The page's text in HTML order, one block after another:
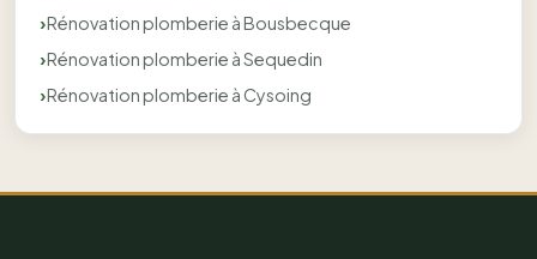
Rénovation plomberie à Bousbecque
Rénovation plomberie à Sequedin
Rénovation plomberie à Cysoing